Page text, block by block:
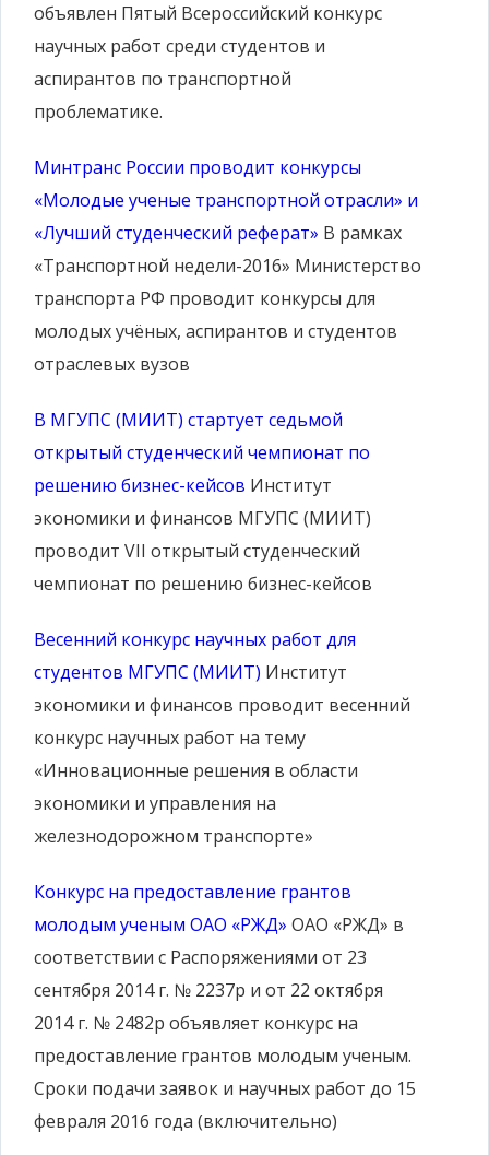
объявлен Пятый Всероссийский конкурс
научных работ среди студентов и
аспирантов по транспортной
проблематике.
Минтранс России проводит конкурсы
«Молодые ученые транспортной отрасли» и
«Лучший студенческий реферат» В рамках
«Транспортной недели-2016» Министерство
транспорта РФ проводит конкурсы для
молодых учёных, аспирантов и студентов
отраслевых вузов
В МГУПС (МИИТ) стартует седьмой
открытый студенческий чемпионат по
решению бизнес-кейсов Институт
экономики и финансов МГУПС (МИИТ)
проводит VII открытый студенческий
чемпионат по решению бизнес-кейсов
Весенний конкурс научных работ для
студентов МГУПС (МИИТ) Институт
экономики и финансов проводит весенний
конкурс научных работ на тему
«Инновационные решения в области
экономики и управления на
железнодорожном транспорте»
Конкурс на предоставление грантов
молодым ученым ОАО «РЖД» ОАО «РЖД» в
соответствии с Распоряжениями от 23
сентября 2014 г. № 2237р и от 22 октября
2014 г. № 2482р объявляет конкурс на
предоставление грантов молодым ученым.
Сроки подачи заявок и научных работ до 15
февраля 2016 года (включительно)